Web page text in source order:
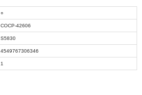
○
COCP-42606
S5830
4549767306346
1